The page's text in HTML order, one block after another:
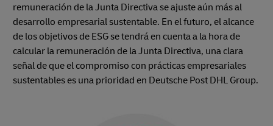
remuneración de la Junta Directiva se ajuste aún más al
desarrollo empresarial sustentable. En el futuro, el alcance
de los objetivos de ESG se tendrá en cuenta a la hora de
calcular la remuneración de la Junta Directiva, una clara
señal de que el compromiso con prácticas empresariales
sustentables es una prioridad en Deutsche Post DHL Group.